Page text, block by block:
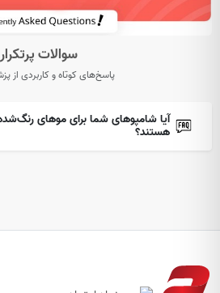
سوالات پرتکرار
پاسخ‌های کوتاه و کاربردی از
آیا شامپوهای شما برای موهای
هستند؟